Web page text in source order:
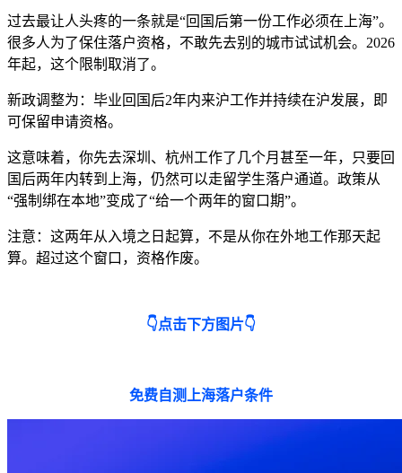
过去最让人头疼的一条就是“回国后第一份工作必须在上海”。
很多人为了保住落户资格，不敢先去别的城市试试机会。2026
年起，这个限制取消了。
新政调整为：毕业回国后2年内来沪工作并持续在沪发展，即
可保留申请资格。
这意味着，你先去深圳、杭州工作了几个月甚至一年，只要回
国后两年内转到上海，仍然可以走留学生落户通道。政策从
“强制绑在本地”变成了“给一个两年的窗口期”。
注意：这两年从入境之日起算，不是从你在外地工作那天起
算。超过这个窗口，资格作废。
👇点击下方图片👇
免费自测上海落户条件